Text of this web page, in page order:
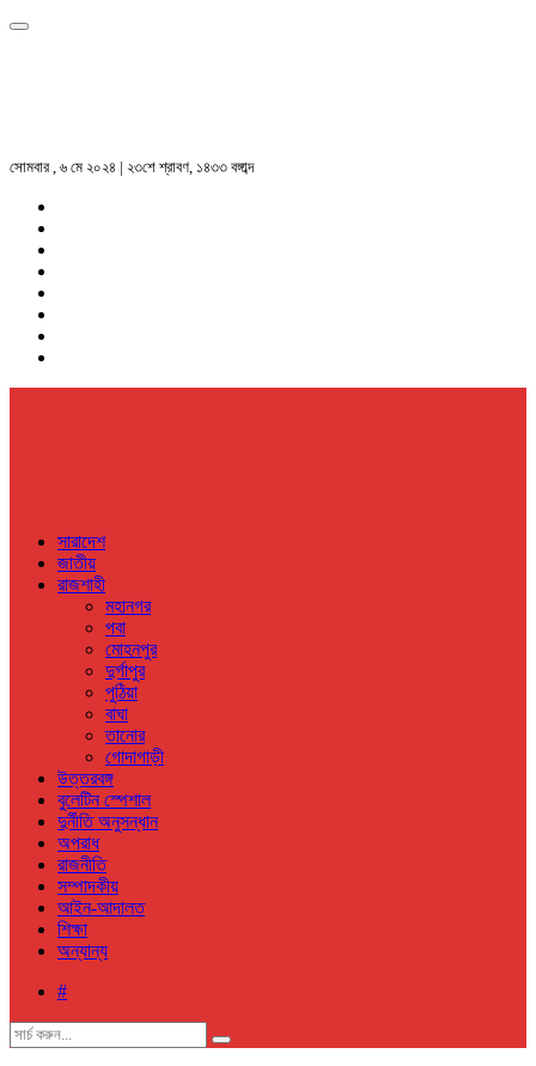
সোমবার , ৬ মে ২০২৪ | ২৩শে শ্রাবণ, ১৪৩৩ বঙ্গাব্দ
সারাদেশ
জাতীয়
রাজশাহী
মহানগর
পবা
মোহনপুর
দুর্গাপুর
পুঠিয়া
বাঘা
তানোর
গোদাগাড়ী
উত্তরবঙ্গ
বুলেটিন স্পেশাল
দুর্নীতি অনুসন্ধান
অপরাধ
রাজনীতি
সম্পাদকীয়
আইন-আদালত
শিক্ষা
অন্যান্য
#